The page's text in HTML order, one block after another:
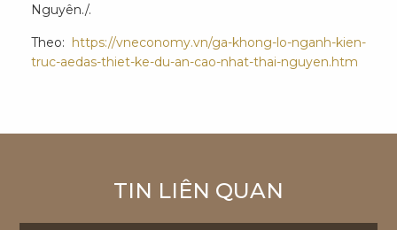
Nguyên./.
Theo: https://vneconomy.vn/ga-khong-lo-nganh-kien-
truc-aedas-thiet-ke-du-an-cao-nhat-thai-nguyen.htm
TIN LIÊN QUAN